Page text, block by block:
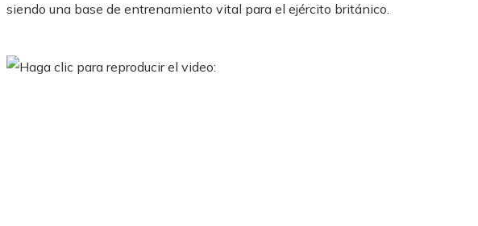
siendo una base de entrenamiento vital para el ejército británico.